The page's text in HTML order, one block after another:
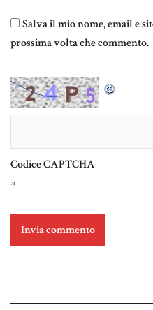
Salva il mio nome, email e
prossima volta che commento.
Codice CAPTCHA
*